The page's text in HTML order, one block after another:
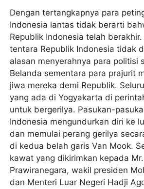
Dengan tertangkapnya para
Indonesia lantas tidak berarti
Republik Indonesia telah
tentara Republik Indonesia tidak
alasan menyerahnya para politisi
Belanda sementara para prajurit
jiwa mereka demi Republik.
yang ada di Yogyakarta di
untuk bergerilya. Pasukan-
Indonesia mengundurkan diri ke
dan memulai perang gerilya
di kedua belah garis Van Mook.
kawat yang dikirimkan kepada
Prawiranegara, wakil presiden
dan Menteri Luar Negeri Hadji